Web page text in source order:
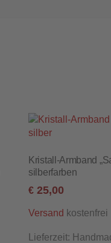
Kristall-Armband
silberfarben
€ 25,00
Versand kostenfrei
Lieferzeit: